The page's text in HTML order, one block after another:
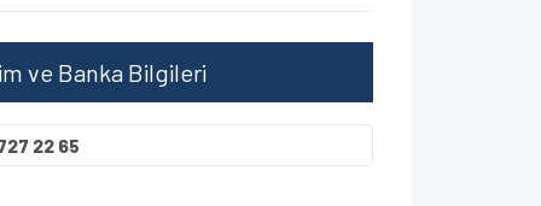
ve Banka Bilgileri
22 65